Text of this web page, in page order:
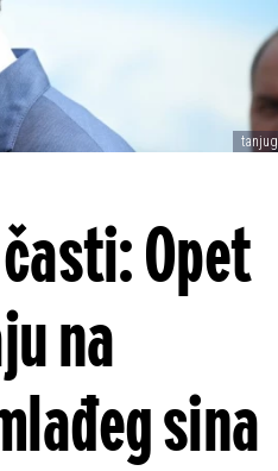
tanjug
Opet
na
sina